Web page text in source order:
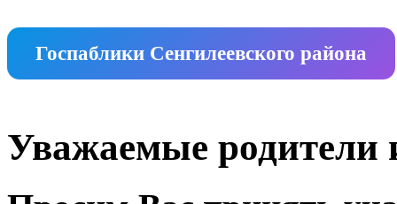
Госпаблики Сенгилеевского района
Уважаемые родители